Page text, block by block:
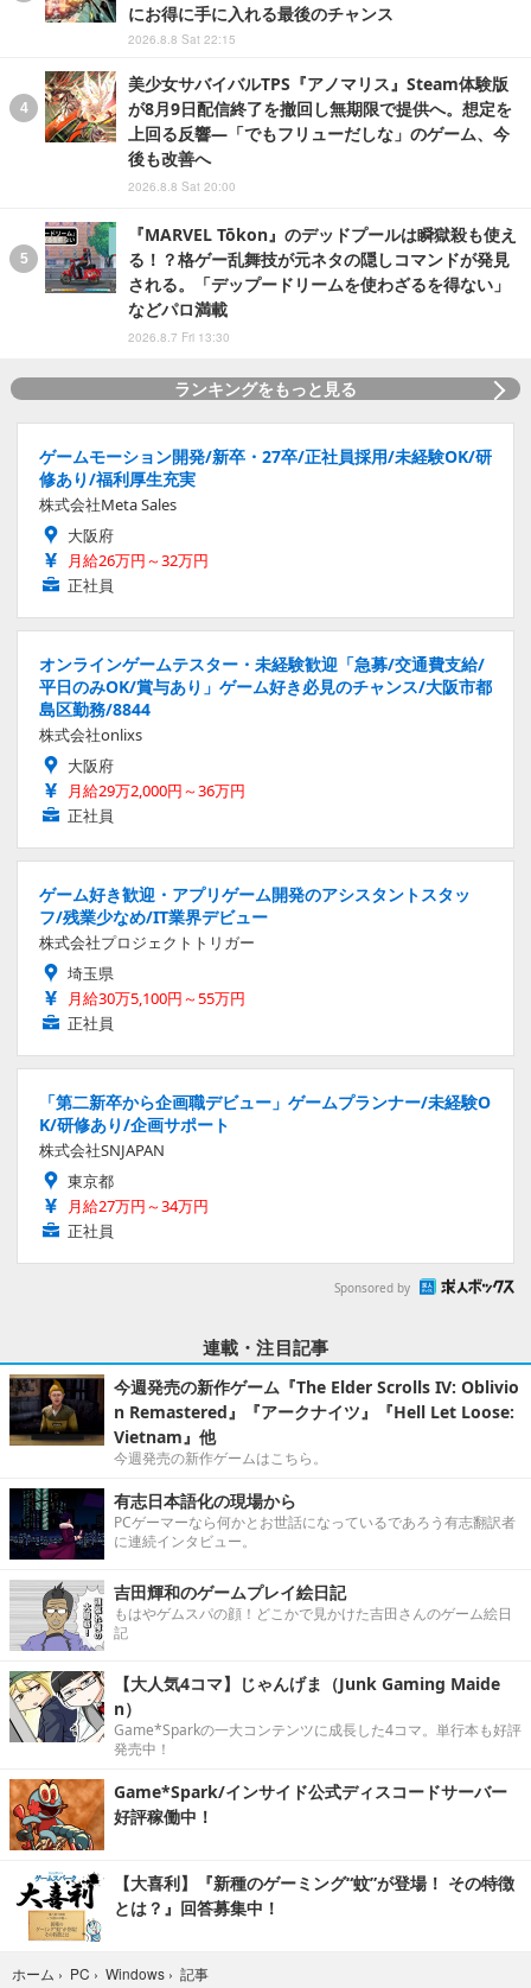
にお得に手に入れる最後のチャンス
2026.8.8 Sat 22:15
美少女サバイバルTPS『アノマリス』Steam体験版
が8月9日配信終了を撤回し無期限で提供へ。想定を
上回る反響―「でもフリューだしな」のゲーム、今
後も改善へ
2026.8.8 Sat 20:00
『MARVEL Tōkon』のデッドプールは瞬獄殺も使え
る！？格ゲー乱舞技が元ネタの隠しコマンドが発見
される。「デップードリームを使わざるを得ない」
などパロ満載
2026.8.7 Fri 13:30
ランキングをもっと見る
ゲームモーション開発/新卒・27卒/正社員採用/未経験OK/研
修あり/福利厚生充実
株式会社Meta Sales
大阪府
月給26万円～32万円
正社員
オンラインゲームテスター・未経験歓迎「急募/交通費支給/
平日のみOK/賞与あり」ゲーム好き必見のチャンス/大阪市都
島区勤務/8844
株式会社onlixs
大阪府
月給29万2,000円～36万円
正社員
ゲーム好き歓迎・アプリゲーム開発のアシスタントスタッ
フ/残業少なめ/IT業界デビュー
株式会社プロジェクトトリガー
埼玉県
月給30万5,100円～55万円
正社員
「第二新卒から企画職デビュー」ゲームプランナー/未経験O
K/研修あり/企画サポート
株式会社SNJAPAN
東京都
月給27万円～34万円
正社員
Sponsored by
連載・注目記事
今週発売の新作ゲーム『The Elder Scrolls IV: Oblivio
n Remastered』『アークナイツ』『Hell Let Loose:
Vietnam』他
今週発売の新作ゲームはこちら。
有志日本語化の現場から
PCゲーマーなら何かとお世話になっているであろう有志翻訳者
に連続インタビュー。
吉田輝和のゲームプレイ絵日記
もはやゲムスパの顔！どこかで見かけた吉田さんのゲーム絵日
記
【大人気4コマ】じゃんげま（Junk Gaming Maide
n）
Game*Sparkの一大コンテンツに成長した4コマ。単行本も好評
発売中！
Game*Spark/インサイド公式ディスコードサーバー
好評稼働中！
【大喜利】『新種のゲーミング“蚊”が登場！ その特徴
とは？』回答募集中！
ホーム › PC › Windows › 記事